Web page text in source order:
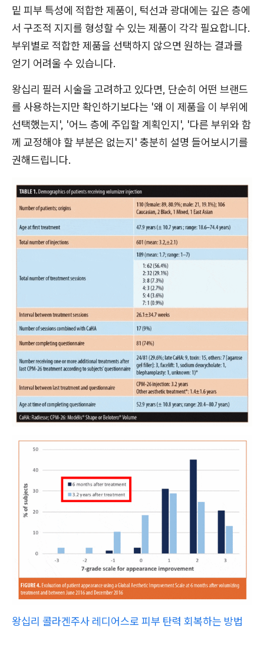
밑 피부 특성에 적합한 제품이, 턱선과 광대에는 깊은 층에
서 구조적 지지를 형성할 수 있는 제품이 각각 필요합니다.
부위별로 적합한 제품을 선택하지 않으면 원하는 결과를
얻기 어려울 수 있습니다.
왕십리 필러 시술을 고려하고 있다면, 단순히 어떤 브랜드
를 사용하는지만 확인하기보다는 '왜 이 제품을 이 부위에
선택했는지', '어느 층에 주입할 계획인지', '다른 부위와 함
께 교정해야 할 부분은 없는지' 충분히 설명 들어보시기를
권해드립니다.
왕십리 콜라겐주사 레디어스로 피부 탄력 회복하는 방법